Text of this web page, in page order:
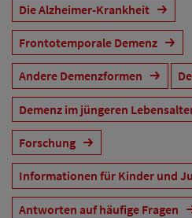
Die Alzheimer-Krankheit
Frontotemporale Demenz
Andere Demenzformen
Demenz im jüngeren
Forschung
Informationen für Kinder und
Antworten auf häufige Fragen